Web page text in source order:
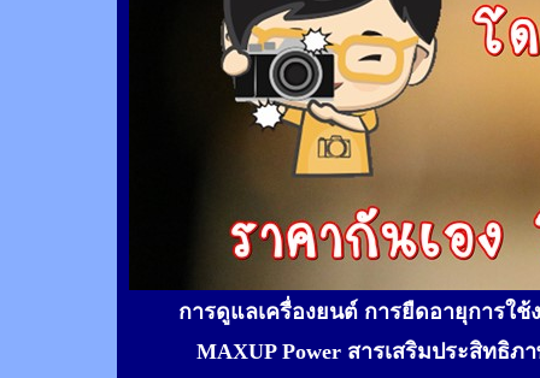
การดูแลเครื่องยนต์ การยืดอายุการใ
MAXUP Power สารเสริมประสิทธิ